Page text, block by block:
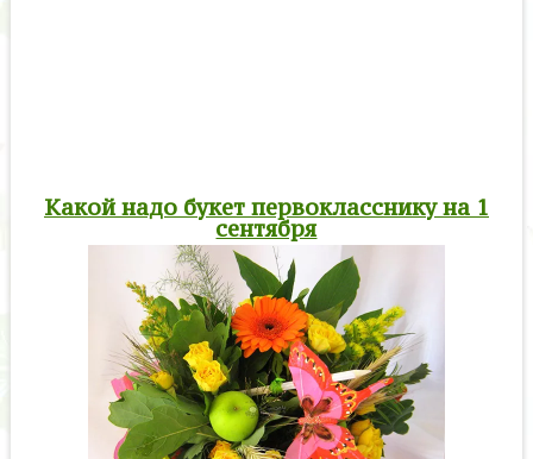
Какой надо букет первокласснику на 1
сентября